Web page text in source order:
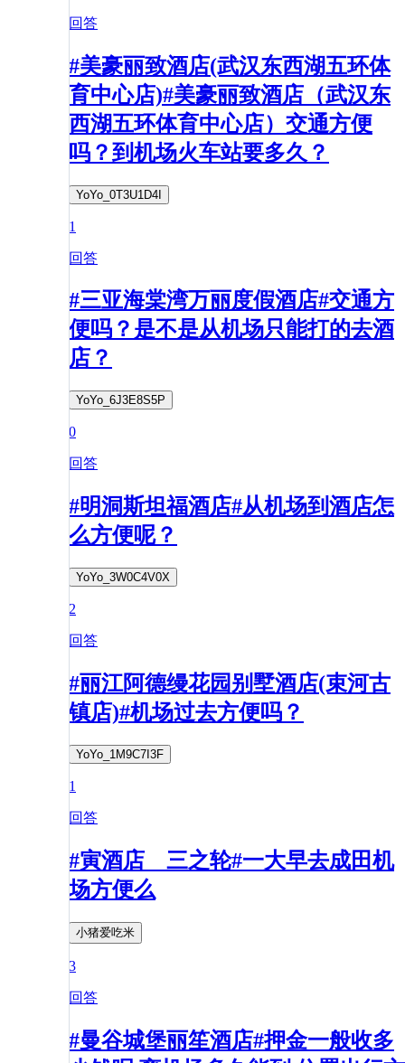
回答
#美豪丽致酒店(武汉东西湖五环体
育中心店)#美豪丽致酒店（武汉东
西湖五环体育中心店）交通方便
吗？到机场火车站要多久？
YoYo_0T3U1D4I
1
回答
#三亚海棠湾万丽度假酒店#交通方
便吗？是不是从机场只能打的去酒
店？
YoYo_6J3E8S5P
0
回答
#明洞斯坦福酒店#从机场到酒店怎
么方便呢？
YoYo_3W0C4V0X
2
回答
#丽江阿德缦花园别墅酒店(束河古
镇店)#机场过去方便吗？
YoYo_1M9C7I3F
1
回答
#寅酒店 三之轮#一大早去成田机
场方便么
小猪爱吃米
3
回答
#曼谷城堡丽笙酒店#押金一般收多